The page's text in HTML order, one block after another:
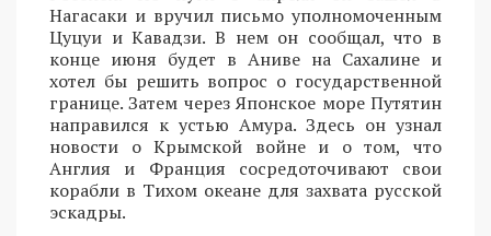
Нагасаки и вручил письмо уполномоченным
Цуцуи и Кавадзи. В нем он сообщал, что в
конце июня будет в Аниве на Сахалине и
хотел бы решить вопрос о государственной
границе. Затем через Японское море Путятин
направился к устью Амура. Здесь он узнал
новости о Крымской войне и о том, что
Англия и Франция сосредоточивают свои
корабли в Тихом океане для захвата русской
эскадры.